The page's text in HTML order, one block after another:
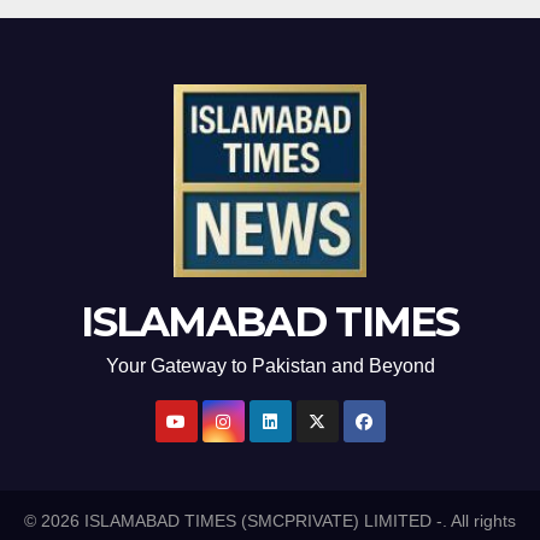
ISLAMABAD TIMES
Your Gateway to Pakistan and Beyond
© 2026 ISLAMABAD TIMES (SMCPRIVATE) LIMITED -. All rights